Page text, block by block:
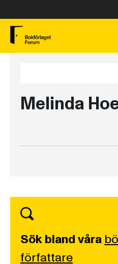
Melinda
Sök bland våra
författare